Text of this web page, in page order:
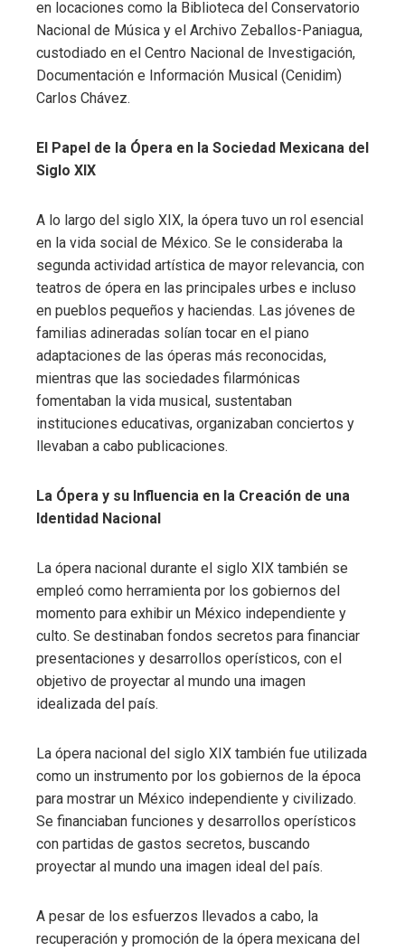
en locaciones como la Biblioteca del Conservatorio
Nacional de Música y el Archivo Zeballos-Paniagua,
custodiado en el Centro Nacional de Investigación,
Documentación e Información Musical (Cenidim)
Carlos Chávez.
El Papel de la Ópera en la Sociedad Mexicana del
Siglo XIX
A lo largo del siglo XIX, la ópera tuvo un rol esencial
en la vida social de México. Se le consideraba la
segunda actividad artística de mayor relevancia, con
teatros de ópera en las principales urbes e incluso
en pueblos pequeños y haciendas. Las jóvenes de
familias adineradas solían tocar en el piano
adaptaciones de las óperas más reconocidas,
mientras que las sociedades filarmónicas
fomentaban la vida musical, sustentaban
instituciones educativas, organizaban conciertos y
llevaban a cabo publicaciones.
La Ópera y su Influencia en la Creación de una
Identidad Nacional
La ópera nacional durante el siglo XIX también se
empleó como herramienta por los gobiernos del
momento para exhibir un México independiente y
culto. Se destinaban fondos secretos para financiar
presentaciones y desarrollos operísticos, con el
objetivo de proyectar al mundo una imagen
idealizada del país.
La ópera nacional del siglo XIX también fue utilizada
como un instrumento por los gobiernos de la época
para mostrar un México independiente y civilizado.
Se financiaban funciones y desarrollos operísticos
con partidas de gastos secretos, buscando
proyectar al mundo una imagen ideal del país. ​
A pesar de los esfuerzos llevados a cabo, la
recuperación y promoción de la ópera mexicana del